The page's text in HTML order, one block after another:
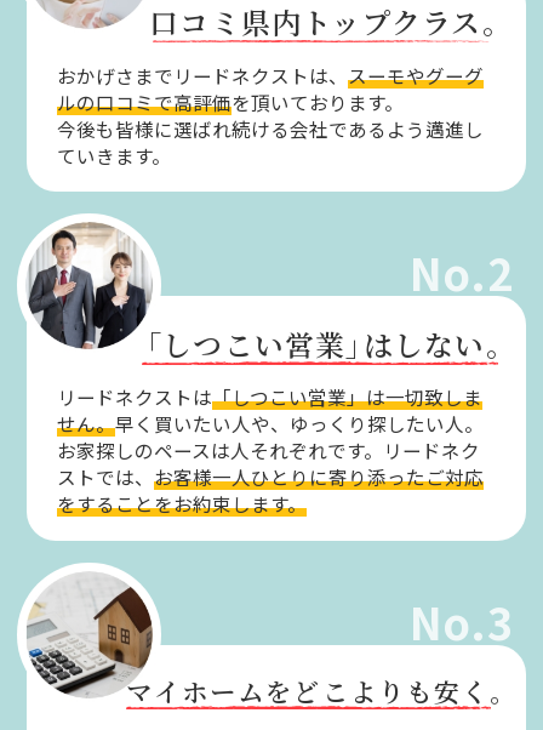
口コミ県内トップクラス。
おかげさまでリードネクストは、スーモやグーグ
ルの口コミで高評価を頂いております。
今後も皆様に選ばれ続ける会社であるよう邁進し
ていきます。
No.2
「しつこい営業」はしない。
リードネクストは「しつこい営業」は一切致しま
せん。早く買いたい人や、ゆっくり探したい人。
お家探しのペースは人それぞれです。リードネク
ストでは、お客様一人ひとりに寄り添ったご対応
をすることをお約束します。
No.3
マイホームをどこよりも安く。